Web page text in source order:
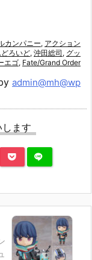
カンパニー, アクション
ろいど, 沖田総司 , グッ
エゴ, Fate/Grand Order
admin@mh@wp
ます